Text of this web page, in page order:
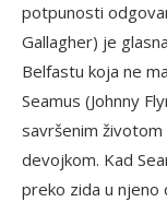
potpunosti
Gallagher) je
Belfastu koja ne
Seamus (Johnny
savršenim
devojkom. Kad
preko zida u njeno